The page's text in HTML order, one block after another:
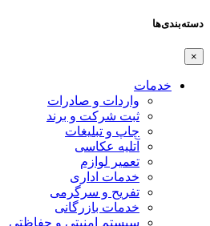
دسته‌بندی‌ها
×
خدمات
واردات و صادرات
ثبت شرکت و برند
چاپ و تبلیغات
آتلیه عکاسی
تعمیر لوازم
خدمات اداری
تفریح و سرگرمی
خدمات بازرگانی
سیستم امنیتی و حفاظتی